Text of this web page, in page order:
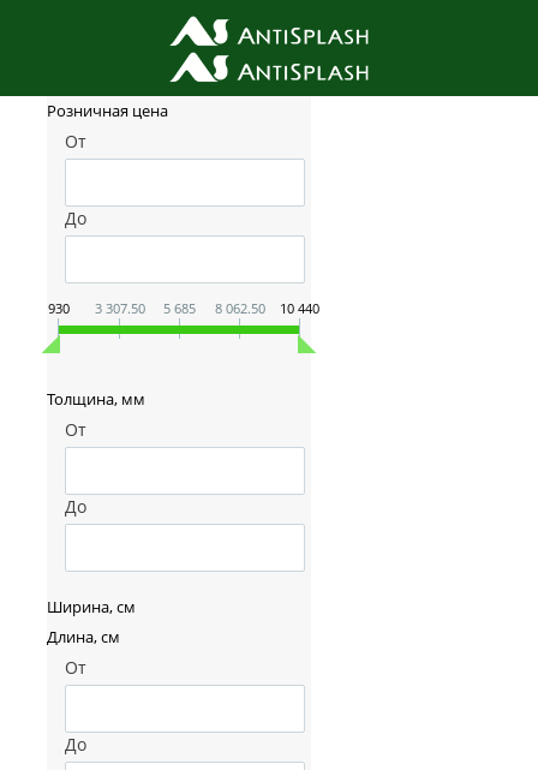
Фильтр товаров
Розничная цена
От
До
930 3 307.50 5 685 8 062.50 10 440
Толщина, мм
От
До
Ширина, см
Длина, см
От
До